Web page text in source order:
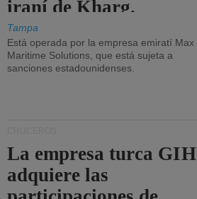
iraní de Kharg.
Tampa
Está operada por la empresa emiratí Max
Maritime Solutions, que está sujeta a
sanciones estadounidenses.
La empresa turca GIH
adquiere las